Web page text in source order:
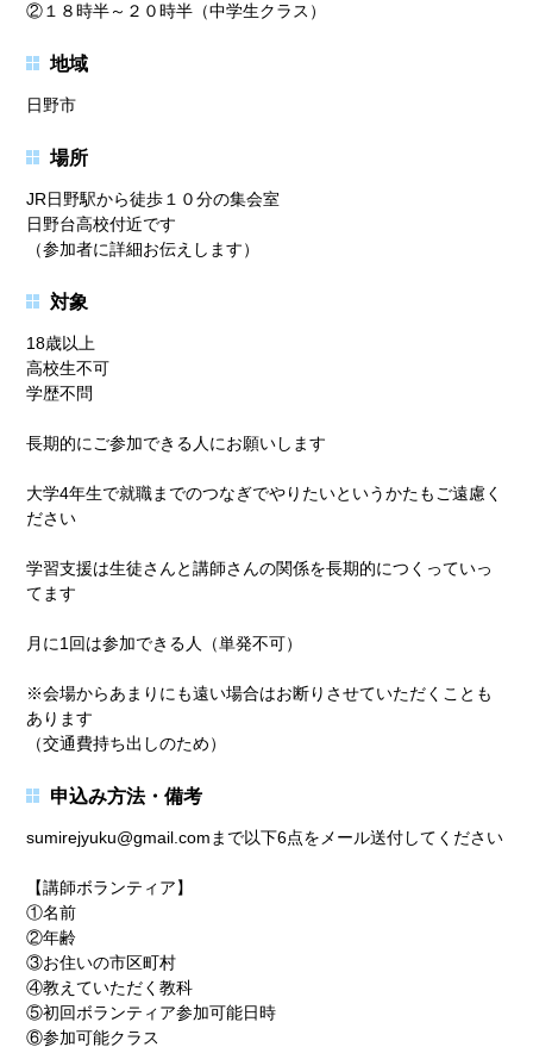
②１８時半～２０時半（中学生クラス）
地域
日野市
場所
JR日野駅から徒歩１０分の集会室
日野台高校付近です
（参加者に詳細お伝えします）
対象
18歳以上
高校生不可
学歴不問
長期的にご参加できる人にお願いします
大学4年生で就職までのつなぎでやりたいというかたもご遠慮く
ださい
学習支援は生徒さんと講師さんの関係を長期的につくっていっ
てます
月に1回は参加できる人（単発不可）
※会場からあまりにも遠い場合はお断りさせていただくことも
あります
（交通費持ち出しのため）
申込み方法・備考
sumirejyuku@gmail.comまで以下6点をメール送付してください
【講師ボランティア】
①名前
②年齢
③お住いの市区町村
④教えていただく教科
⑤初回ボランティア参加可能日時
⑥参加可能クラス